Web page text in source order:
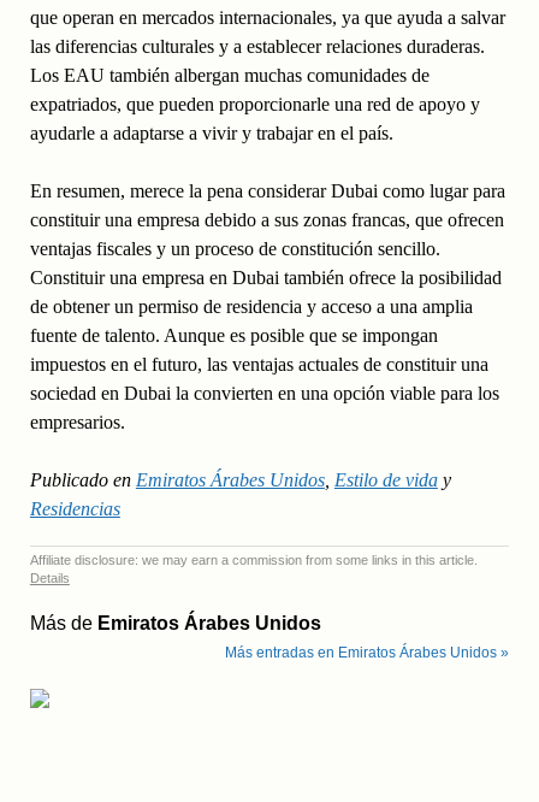
que operan en mercados internacionales, ya que ayuda a salvar
las diferencias culturales y a establecer relaciones duraderas.
Los EAU también albergan muchas comunidades de
expatriados, que pueden proporcionarle una red de apoyo y
ayudarle a adaptarse a vivir y trabajar en el país.
En resumen, merece la pena considerar Dubai como lugar para
constituir una empresa debido a sus zonas francas, que ofrecen
ventajas fiscales y un proceso de constitución sencillo.
Constituir una empresa en Dubai también ofrece la posibilidad
de obtener un permiso de residencia y acceso a una amplia
fuente de talento. Aunque es posible que se impongan
impuestos en el futuro, las ventajas actuales de constituir una
sociedad en Dubai la convierten en una opción viable para los
empresarios.
Publicado en Emiratos Árabes Unidos, Estilo de viday
Residencias
Affiliate disclosure: we may earn a commission from some links in this article.
Details
Más de Emiratos Árabes Unidos
Más entradas en Emiratos Árabes Unidos »